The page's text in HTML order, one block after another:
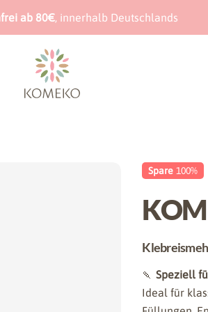
ab 80€, innerhalb Deutschlands
Spare 100%
🍡Speziell
Ideal für